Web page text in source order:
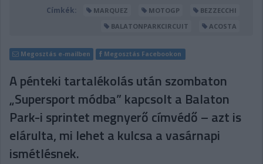
Címkék:
MARQUEZ MOTOGP
BEZZECCHI
BALATONPARKCIRCUIT
ACOSTA
Megosztás e-mailben Megosztás Facebookon
A pénteki tartalékolás után szombaton
„Supersport módba” kapcsolt a Balaton
Park-i sprintet megnyerő címvédő – azt is
elárulta, mi lehet a kulcsa a vasárnapi
ismétlésnek.